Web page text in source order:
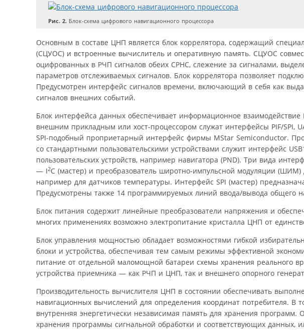
Рис. 2. Блок-схема цифрового навигационного процессора
Основным в составе ЦНП является блок коррелятора, содержащий
(СЦУОС) и встроенные вычислитель и оперативную память. СЦУОС
оцифрованных в РЧП сигналов обеих СРНС, слежение за сигналами,
параметров отслеживаемых сигналов. Блок коррелятора позволяет
Предусмотрен интерфейс сигналов времени, включающий в себя как
сигналов внешних событий.
Блок интерфейса данных обеспечивает информационное
внешним прикладным или хост-процессором служат интерфейсы PIF/SPI,
SPI-подобный проприетарный интерфейс фирмы MStar Semiconductor.
со стандартными пользовательскими устройствами служит интерфейс
пользовательских устройств, например навигатора (PND). Три вида
— I2C (мастер) и преобразователь широтно-импульсной модуляции
например для датчиков температуры. Интерфейс SPI (мастер)
Предусмотрены также 14 программируемых линий ввода/вывода общего
Блок питания содержит линейные преобразователи напряжения и
многих применениях возможно электропитание кристалла ЦНП от
Блок управления мощностью обладает возможностями гибкой
блоки и устройства, обеспечивая тем самым режимы эффективной
питание от отдельной маломощной батареи схемы хранения реального
устройства приемника — как РЧП и ЦНП, так и внешнего опорного
Производительность вычислителя ЦНП в состоянии обеспечивать
навигационных вычислений для определения координат потребителя.
внутренняя энергетически независимая память для хранения
хранения программы сигнальной обработки и соответствующих данных,